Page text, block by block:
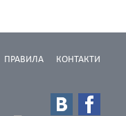
КОНТАКТИ
ПРАВИЛА